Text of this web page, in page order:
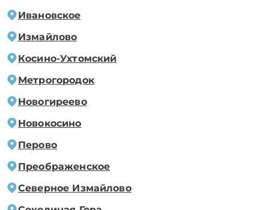
Ивановское
Измайлово
Косино-Ухтомский
Метрогородок
Новогиреево
Новокосино
Перово
Преображенское
Северное Измайлово